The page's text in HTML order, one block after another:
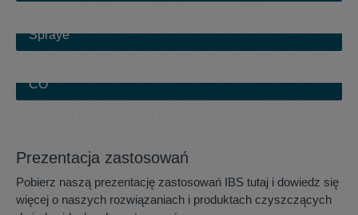
Spraye
Spraye
COCO
Prezentacja zastosowań
Pobierz naszą prezentację zastosowań IBS tutaj i dowiedz się
więcej o naszych rozwiązaniach i produktach czyszczących